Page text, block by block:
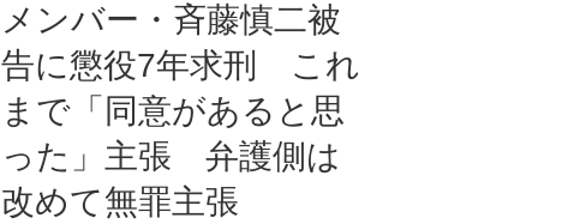
メンバー・斉藤慎二被
告に懲役7年求刑 これ
まで「同意があると思
った」主張 弁護側は
改めて無罪主張